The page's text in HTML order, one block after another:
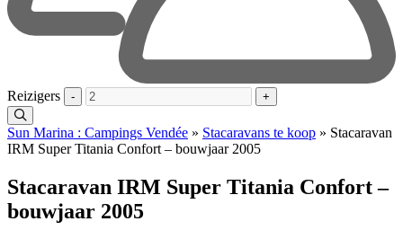
Reizigers - +
Sun Marina : Campings Vendée » Stacaravans te koop » Stacaravan
IRM Super Titania Confort – bouwjaar 2005
Stacaravan IRM Super Titania Confort –
bouwjaar 2005